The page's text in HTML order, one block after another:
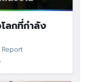
ลกที่กำลัง
Report